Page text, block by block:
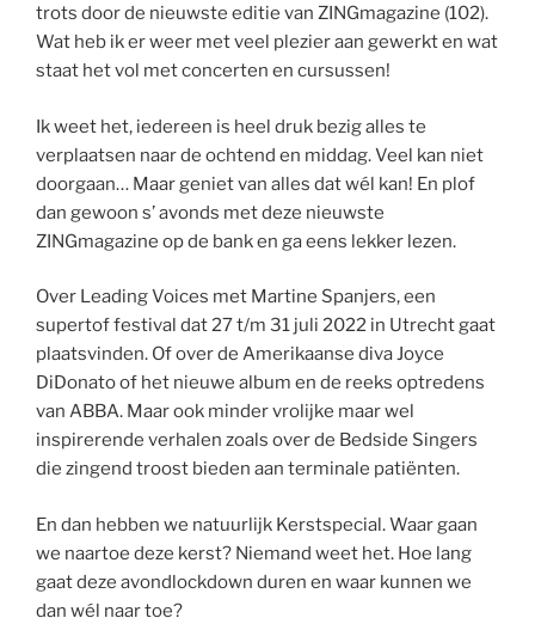
trots door de nieuwste editie van ZINGmagazine (102).
Wat heb ik er weer met veel plezier aan gewerkt en wat
staat het vol met concerten en cursussen!
Ik weet het, iedereen is heel druk bezig alles te
verplaatsen naar de ochtend en middag. Veel kan niet
doorgaan… Maar geniet van alles dat wél kan! En plof
dan gewoon s’ avonds met deze nieuwste
ZINGmagazine op de bank en ga eens lekker lezen.
Over Leading Voices met Martine Spanjers, een
supertof festival dat 27 t/m 31 juli 2022 in Utrecht gaat
plaatsvinden. Of over de Amerikaanse diva Joyce
DiDonato of het nieuwe album en de reeks optredens
van ABBA. Maar ook minder vrolijke maar wel
inspirerende verhalen zoals over de Bedside Singers
die zingend troost bieden aan terminale patiënten.
En dan hebben we natuurlijk Kerstspecial. Waar gaan
we naartoe deze kerst? Niemand weet het. Hoe lang
gaat deze avondlockdown duren en waar kunnen we
dan wél naar toe?